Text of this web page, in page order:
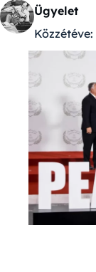
Ügyelet
Közzétéve: